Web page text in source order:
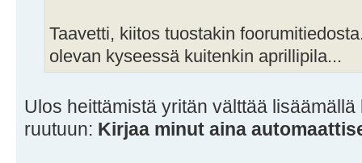
Taavetti, kiitos tuostakin
olevan kyseessä kuitenkin aprillipila...
Ulos heittämistä yritän välttää
ruutuun: Kirjaa minut aina